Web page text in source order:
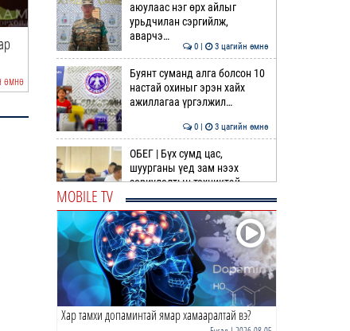
өмнө
Ноцтой зөрчил гаргасан
автобусны жолоочийг аж…
57 минутын өмнө
“Цалинтай ээж”-ийн
төгрөгийг 500 мя…
аюулаас нэг өрх айлыг
урьдчилан сэргийлж,
аварчэ…
0 | 3 цагийн өмнө
Буянт суманд алга болсон 10
настай охиныг эрэн хайх
ажиллагаа үргэлжил…
0 | 3 цагийн өмнө
ОБЕГ | Бүх сумд цас,
шуурганы үед зам нээх
зориулалтын техниктэй
болсо…
Өнөөдөр гурван дүүрэгт
ЦАХИЛГААН ХЯЗГААРЛАНА
0 | 4 цагийн өмнө
Идэр, Тэс, Эг, Үүр голын
MOBILE TV
Хар тамхи допаминтай ямар хамааралтай вэ?